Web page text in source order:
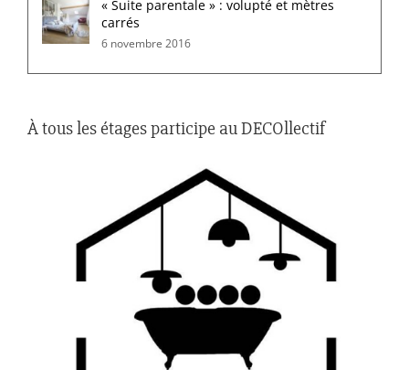
« Suite parentale » : volupté et mètres
carrés
6 novembre 2016
À tous les étages participe au DECOllectif